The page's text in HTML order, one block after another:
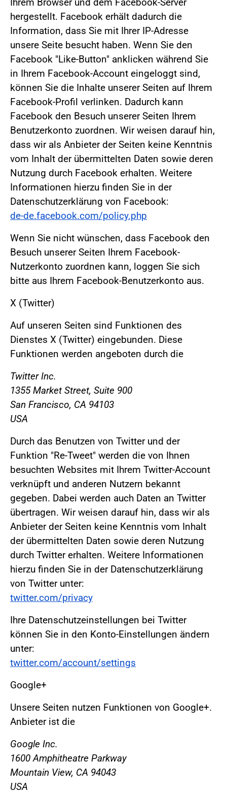
hergestellt. Facebook erhält dadurch die
Information, dass Sie mit Ihrer IP-Adresse
unsere Seite besucht haben. Wenn Sie den
Facebook "Like-Button" anklicken während Sie
in Ihrem Facebook-Account eingeloggt sind,
können Sie die Inhalte unserer Seiten auf Ihrem
Facebook-Profil verlinken. Dadurch kann
Facebook den Besuch unserer Seiten Ihrem
Benutzerkonto zuordnen. Wir weisen darauf hin,
dass wir als Anbieter der Seiten keine Kenntnis
vom Inhalt der übermittelten Daten sowie deren
Nutzung durch Facebook erhalten. Weitere
Informationen hierzu finden Sie in der
Datenschutzerklärung von Facebook:
de-de.facebook.com/policy.php
Wenn Sie nicht wünschen, dass Facebook den
Besuch unserer Seiten Ihrem Facebook-
Nutzerkonto zuordnen kann, loggen Sie sich
bitte aus Ihrem Facebook-Benutzerkonto aus.
X (Twitter)
Auf unseren Seiten sind Funktionen des
Dienstes X (Twitter) eingebunden. Diese
Funktionen werden angeboten durch die
Twitter Inc.
1355 Market Street, Suite 900
San Francisco, CA 94103
USA
Durch das Benutzen von Twitter und der
Funktion "Re-Tweet" werden die von Ihnen
besuchten Websites mit Ihrem Twitter-Account
verknüpft und anderen Nutzern bekannt
gegeben. Dabei werden auch Daten an Twitter
übertragen. Wir weisen darauf hin, dass wir als
Anbieter der Seiten keine Kenntnis vom Inhalt
der übermittelten Daten sowie deren Nutzung
durch Twitter erhalten. Weitere Informationen
hierzu finden Sie in der Datenschutzerklärung
von Twitter unter:
twitter.com/privacy
Ihre Datenschutzeinstellungen bei Twitter
können Sie in den Konto-Einstellungen ändern
unter:
twitter.com/account/settings
Google+
Unsere Seiten nutzen Funktionen von Google+.
Anbieter ist die
Google Inc.
1600 Amphitheatre Parkway
Mountain View, CA 94043
USA